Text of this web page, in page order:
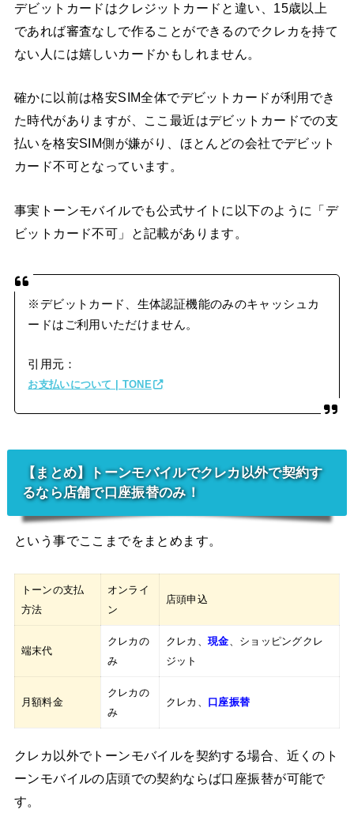
デビットカードはクレジットカードと違い、15歳以上
であれば審査なしで作ることができるのでクレカを持て
ない人には嬉しいカードかもしれません。
確かに以前は格安SIM全体でデビットカードが利用でき
た時代がありますが、ここ最近はデビットカードでの支
払いを格安SIM側が嫌がり、ほとんどの会社でデビット
カード不可となっています。
事実トーンモバイルでも公式サイトに以下のように「デ
ビットカード不可」と記載があります。
※デビットカード、生体認証機能のみのキャッシュカ
ードはご利用いただけません。
引用元：
お支払いについて | TONE
【まとめ】トーンモバイルでクレカ以外で契約す
るなら店舗で口座振替のみ！
という事でここまでをまとめます。
トーンの支払
方法
オンライ
ン
店頭申込
端末代
クレカの
み
クレカ、現金 、ショッピングクレ
ジット
月額料金
クレカの
み
クレカ、 口座振替
クレカ以外でトーンモバイルを契約する場合、近くのト
ーンモバイルの店頭での契約ならば口座振替が可能で
す。